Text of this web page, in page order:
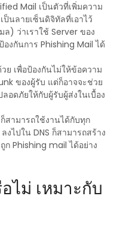
Mail เป็นตัวที่เพิ่มความ
ป็นลายเซ็นดิจิทัลที่เอาไว้
) ว่าเราใช้ Server ของ
องกันการ Phishing Mail ได้
วย เพื่อป้องกันไม่ให้ข้อความ
ของผู้รับ แต่ก็อาจจะช่วย
อดภัยให้กับผู้รับผู้ส่งในเบื้อง
สามารถใช้งานได้กับทุก
งไปใน DNS ก็สามารถสร้าง
ก Phishing mail ได้อย่าง
ไม่ เหมาะกับ